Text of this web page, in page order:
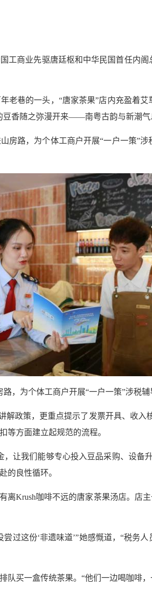
工商业先驱唐廷枢和中华民国首任内
老巷的一头，“唐家茶果”店内充盈着
香随之弥漫开来——南粤古韵与新潮气
房路，为个体工商户开展“一户一策”
，为个体工商户开展“一户一策”涉税辅
解政策，更重点提示了发票开具、收
等方面建立起规范的流程。
让我们能够专心投入豆品采购、设备
的良性循环。
离Krush咖啡不远的唐家茶果汤店。店
过这份‘非遗味道’”她感慨道，“税务
买一盒传统茶果。“他们一边喝咖啡，